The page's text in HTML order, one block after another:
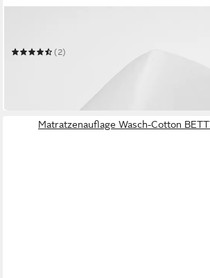
(2)
in 3-4 Werktagen bei dir
Matratzenauflage Wasch-Cotton